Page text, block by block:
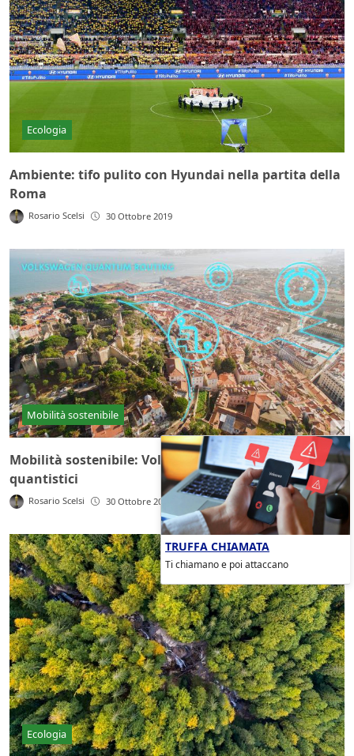
Ecologia
Ambiente: tifo pulito con Hyundai nella partita della
Roma
Rosario Scelsi 30 Ottobre 2019
Mobilità sostenibile
Mobilità sostenibile: Volkswagen testa i computer
quantistici
Rosario Scelsi 30 Ottobre 2019
Ecologia
TRUFFA CHIAMATA
Ti chiamano e poi attaccano